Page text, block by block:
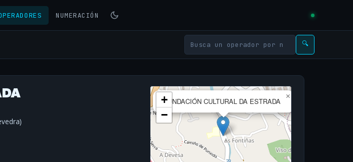
NUMERACIÓN
🔍
FUNDACIÓN CULTURAL DA ESTRADA
×
+
−